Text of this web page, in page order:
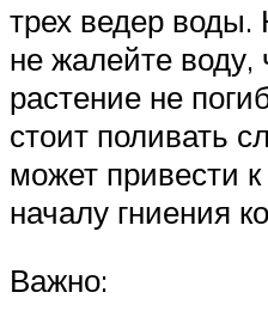
трех ведер
не жалейте
растение не
стоит поливать
может привести
началу гниения
Важно: